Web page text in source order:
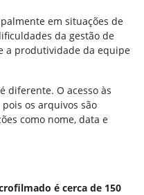
em situações de
da gestão de
a produtividade da equipe
diferente. O acesso às
os arquivos são
como nome, data e
é cerca de 150